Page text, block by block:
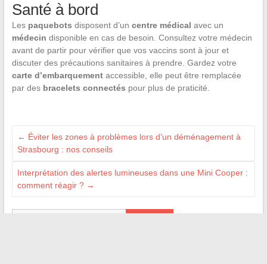
Santé à bord
Les paquebots disposent d’un centre médical avec un
médecin disponible en cas de besoin. Consultez votre médecin
avant de partir pour vérifier que vos vaccins sont à jour et
discuter des précautions sanitaires à prendre. Gardez votre
carte d’embarquementaccessible, elle peut être remplacée
par des bracelets connectés pour plus de praticité.
← Éviter les zones à problèmes lors d’un déménagement à
Strasbourg : nos conseils
Interprétation des alertes lumineuses dans une Mini Cooper :
comment réagir ? →